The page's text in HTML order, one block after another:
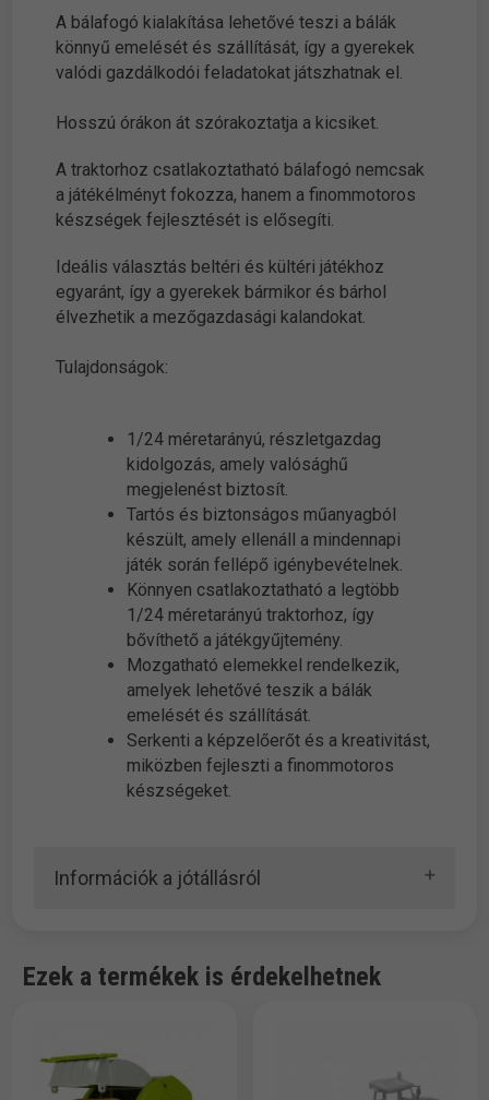
A bálafogó kialakítása lehetővé teszi a bálák
könnyű emelését és szállítását, így a gyerekek
valódi gazdálkodói feladatokat játszhatnak el.
Hosszú órákon át szórakoztatja a kicsiket.
A traktorhoz csatlakoztatható bálafogó nemcsak
a játékélményt fokozza, hanem a finommotoros
készségek fejlesztését is elősegíti.
Ideális választás beltéri és kültéri játékhoz
egyaránt, így a gyerekek bármikor és bárhol
élvezhetik a mezőgazdasági kalandokat.
Tulajdonságok:
1/24 méretarányú, részletgazdag
kidolgozás, amely valósághű
megjelenést biztosít.
Tartós és biztonságos műanyagból
készült, amely ellenáll a mindennapi
játék során fellépő igénybevételnek.
Könnyen csatlakoztatható a legtöbb
1/24 méretarányú traktorhoz, így
bővíthető a játékgyűjtemény.
Mozgatható elemekkel rendelkezik,
amelyek lehetővé teszik a bálák
emelését és szállítását.
Serkenti a képzelőerőt és a kreativitást,
miközben fejleszti a finommotoros
készségeket.
Információk a jótállásról
Ezek a termékek is érdekelhetnek